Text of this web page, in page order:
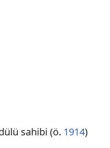
sahibi (ö. 1914)